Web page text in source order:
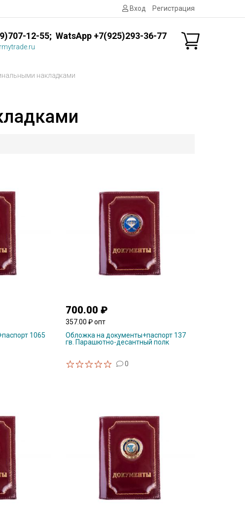
Вход Регистрация
12-55; WatsApp +7(925)293-36-77
накладками
1065
700.00 ₽
357.00 ₽ опт
Обложка на документы+паспорт 137
гв. Парашютно-десантный полк
0